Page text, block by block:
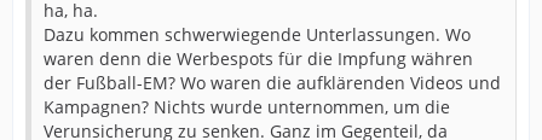
ha, ha.
Dazu kommen schwerwiegende Unterlassungen. Wo
waren denn die Werbespots für die Impfung währen
der Fußball-EM? Wo waren die aufklärenden Videos und
Kampagnen? Nichts wurde unternommen, um die
Verunsicherung zu senken. Ganz im Gegenteil, da